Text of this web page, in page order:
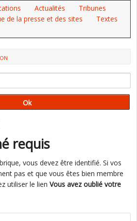
Actualités
Tribunes
de la presse et des sites
Textes
requis
vous devez être identifié. Si vos
pas et que vous êtes bien membre
utiliser le lien Vous avez oublié votre